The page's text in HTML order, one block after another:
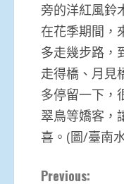
旁的洋紅風鈴
在花季期間，
多走幾步路，
走得橋、月見
多停留一下，
翠鳥等嬌客，
喜。(圖/臺南
Previous: